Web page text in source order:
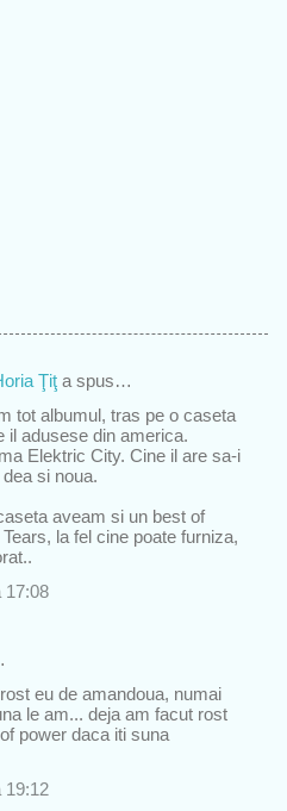
Ţiţ a spus…
tot albumul, tras pe o caseta
il adusese din america.
Elektric City. Cine il are sa-i
si noua.
aveam si un best of
la fel cine poate furniza,
17:08
eu de amandoua, numai
le am... deja am facut rost
power daca iti suna
19:12